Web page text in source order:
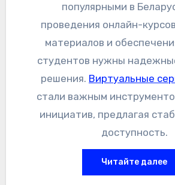
популярными в
проведения онлайн-
материалов и
студентов нужны
решения. Виртуальные
стали важным
инициатив, предлагая
доступность.
Читайте далее